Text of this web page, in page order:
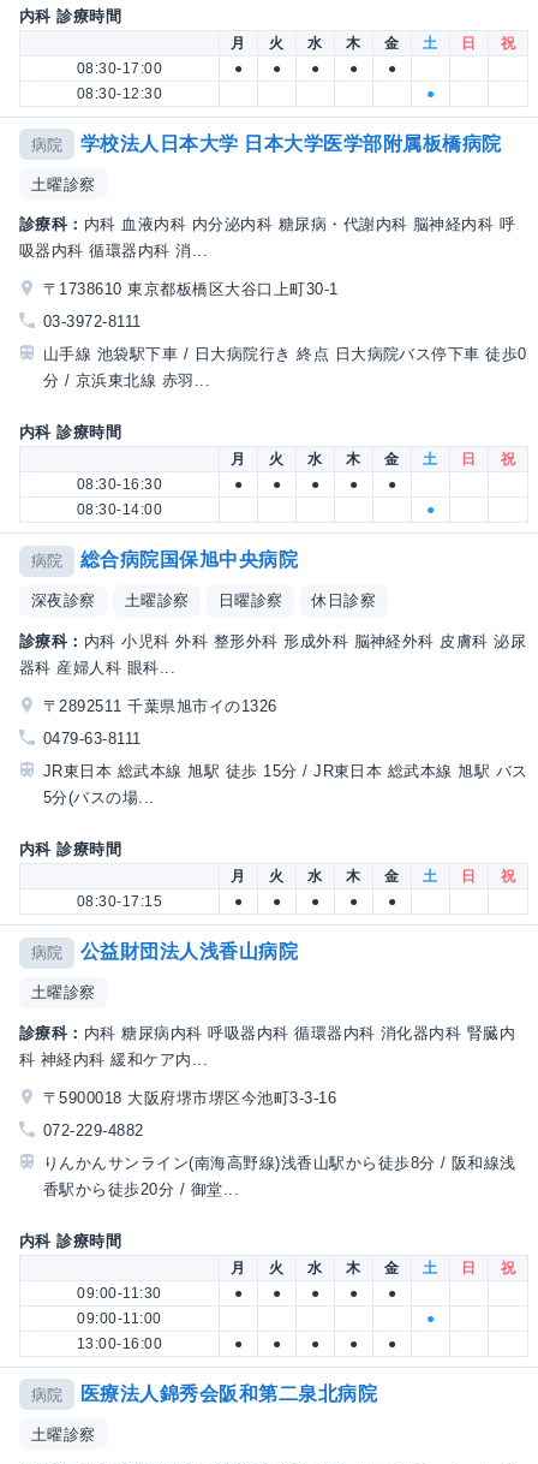
内科 診療時間
月 火 水 木 金 土 日
祝
08:30-17:00
● ● ● ●
●
08:30-12:30
●
病院 学校法人日本大学 日本大学医学部附属板橋病院
土曜診察
診療科： 内科 血液内科 内分泌内科 糖尿病・代謝内科 脳神経内科 呼
吸器内科 循環器内科 消...
〒1738610 東京都板橋区大谷口上町30-1
03-3972-8111
山手線 池袋駅下車 / 日大病院行き 終点 日大病院バス停下車 徒歩0
分 / 京浜東北線 赤羽...
内科 診療時間
月 火 水 木 金 土 日
祝
08:30-16:30
● ● ● ●
●
08:30-14:00
●
病院 総合病院国保旭中央病院
深夜診察 土曜診察 日曜診察 休日診察
診療科： 内科 小児科 外科 整形外科 形成外科 脳神経外科 皮膚科 泌尿
器科 産婦人科 眼科...
〒2892511 千葉県旭市イの1326
0479-63-8111
JR東日本 総武本線 旭駅 徒歩 15分 / JR東日本 総武本線 旭駅 バス
5分(バスの場...
内科 診療時間
月 火 水 木 金 土 日
祝
08:30-17:15
● ● ● ● ●
病院 公益財団法人浅香山病院
土曜診察
診療科： 内科 糖尿病内科 呼吸器内科 循環器内科 消化器内科 腎臓内
科 神経内科 緩和ケア内...
〒5900018 大阪府堺市堺区今池町3-3-16
072-229-4882
りんかんサンライン(南海高野線)浅香山駅から徒歩8分 / 阪和線浅
香駅から徒歩20分 / 御堂...
内科 診療時間
月 火 水 木 金 土 日
祝
09:00-11:30
● ● ● ●
●
09:00-11:00
●
13:00-16:00
● ● ● ● ●
病院 医療法人錦秀会阪和第二泉北病院
土曜診察